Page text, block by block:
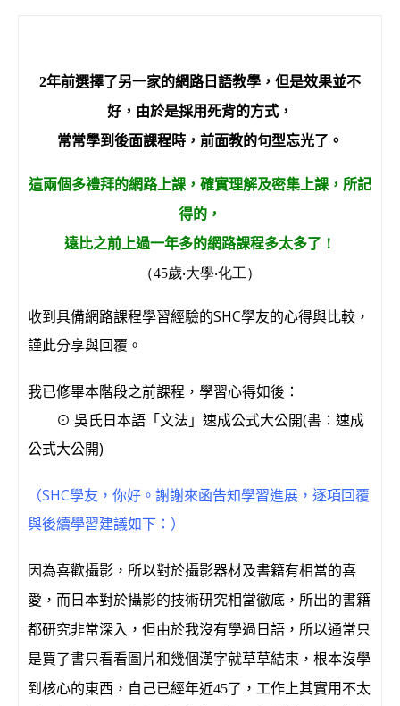
e
b
o
o
k
te
r
g
ra
m
h
at
r
n
o
te
2年前選擇了另一家的網路日語教學，但是效果並不
好，由於是採用死背的方式，
常常學到後面課程時，前面教的句型忘光了。
這兩個多禮拜的網路上課，確實理解及密集上課，所記
得的，
遠比之前上過一年多的網路課程多太多了 ！
（45歲‧大學‧化工）
收到具備網路課程學習經驗的SHC學友的心得與比較，
謹此分享與回覆。
我已修畢本階段之前課程，學習心得如後：
⊙ 吳氏日本語「文法」速成公式大公開(書：速成
公式大公開)
（SHC學友，你好。謝謝來函告知學習進展，逐項回覆
與後續學習建議如下：）
因為喜歡攝影，所以對於攝影器材及書籍有相當的喜
愛，而日本對於攝影的技術研究相當徹底，所出的書籍
都研究非常深入，但由於我沒有學過日語，所以通常只
是買了書只看看圖片和幾個漢字就草草結束，根本沒學
到核心的東西，自己已經年近45了，工作上其實用不太